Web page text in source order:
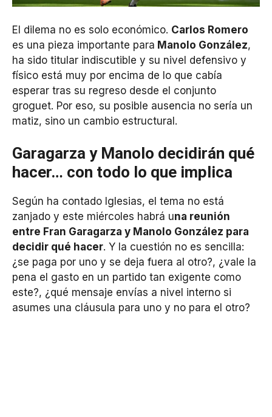
El dilema no es solo económico. Carlos Romero
es una pieza importante para Manolo González,
ha sido titular indiscutible y su nivel defensivo y
físico está muy por encima de lo que cabía
esperar tras su regreso desde el conjunto
groguet. Por eso, su posible ausencia no sería un
matiz, sino un cambio estructural.
Garagarza y Manolo decidirán qué
hacer… con todo lo que implica
Según ha contado Iglesias, el tema no está
zanjado y este miércoles habrá una reunión
entre Fran Garagarza y Manolo González para
decidir qué hacer. Y la cuestión no es sencilla:
¿se paga por uno y se deja fuera al otro?, ¿vale la
pena el gasto en un partido tan exigente como
este?, ¿qué mensaje envías a nivel interno si
asumes una cláusula para uno y no para el otro?